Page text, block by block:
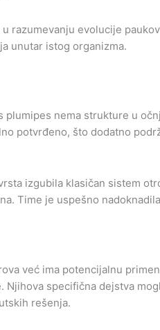
razumevanju evolucije
unutar istog organizma.
nema strukture u
potvrđeno, što dodatno
izgubila klasičan sistem
Time je uspešno
već ima potencijalnu
specifična dejstva
rešenja.